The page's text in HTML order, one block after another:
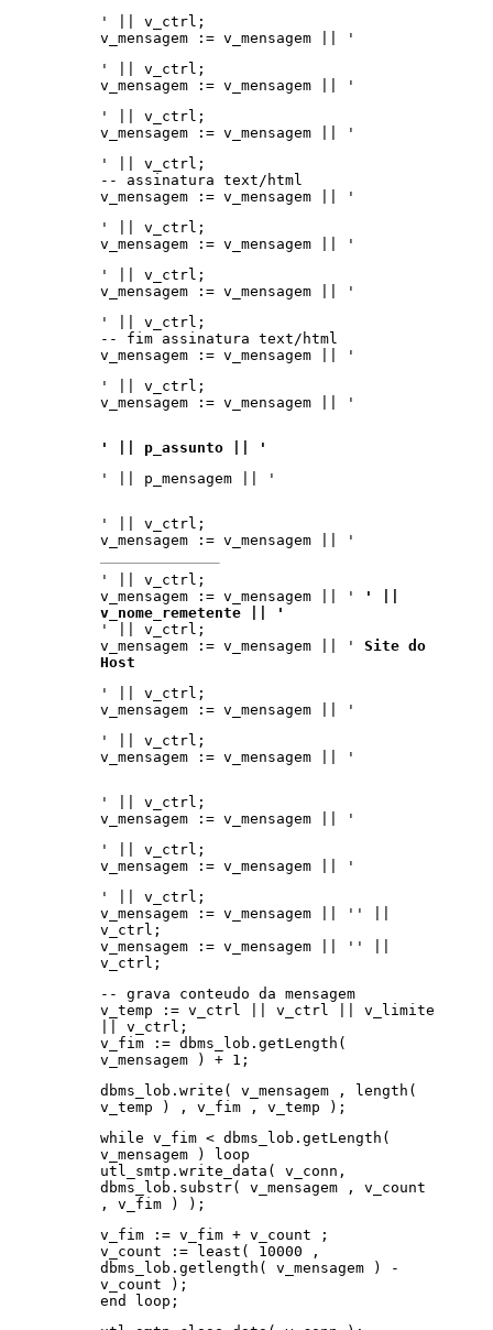
' || v_ctrl;
v_mensagem := v_mensagem || '
' || v_ctrl;
v_mensagem := v_mensagem || '
' || v_ctrl;
v_mensagem := v_mensagem || '
' || v_ctrl;
-- assinatura text/html
v_mensagem := v_mensagem || '
' || v_ctrl;
v_mensagem := v_mensagem || '
' || v_ctrl;
v_mensagem := v_mensagem || '
' || v_ctrl;
-- fim assinatura text/html
v_mensagem := v_mensagem || '
' || v_ctrl;
v_mensagem := v_mensagem || '
' || p_assunto || '
' || p_mensagem || '
' || v_ctrl;
v_mensagem := v_mensagem || '
' || v_ctrl;
v_mensagem := v_mensagem || '
' ||
v_nome_remetente || '
' || v_ctrl;
v_mensagem := v_mensagem || ' Site do
Host
' || v_ctrl;
v_mensagem := v_mensagem || '
' || v_ctrl;
v_mensagem := v_mensagem || '
' || v_ctrl;
v_mensagem := v_mensagem || '
' || v_ctrl;
v_mensagem := v_mensagem || '
' || v_ctrl;
v_mensagem := v_mensagem || '' ||
v_ctrl;
v_mensagem := v_mensagem || '' ||
v_ctrl;
-- grava conteudo da mensagem
v_temp := v_ctrl || v_ctrl || v_limite
|| v_ctrl;
v_fim := dbms_lob.getLength(
v_mensagem ) + 1;
dbms_lob.write( v_mensagem , length(
v_temp ) , v_fim , v_temp );
while v_fim < dbms_lob.getLength(
v_mensagem ) loop
utl_smtp.write_data( v_conn,
dbms_lob.substr( v_mensagem , v_count
, v_fim ) );
v_fim := v_fim + v_count ;
v_count := least( 10000 ,
dbms_lob.getlength( v_mensagem ) -
v_count );
end loop;